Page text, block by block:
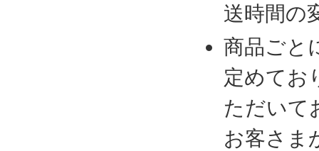
送時間の
商品ごと
定めてお
ただいて
お客さま